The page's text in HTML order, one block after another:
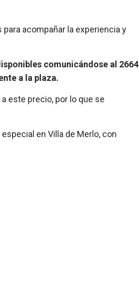
acompañar la experiencia y
comunicándose al 2664
a la plaza.
este precio, por lo que se
en Villa de Merlo, con